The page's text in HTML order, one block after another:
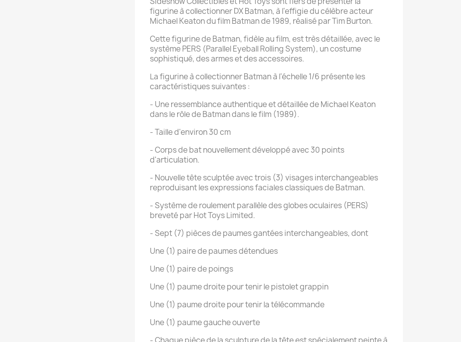
figurine à collectionner DX Batman, à l'effigie du célèbre acteur
Michael Keaton du film Batman de 1989, réalisé par Tim Burton.
Cette figurine de Batman, fidèle au film, est très détaillée, avec le
système PERS (Parallel Eyeball Rolling System), un costume
sophistiqué, des armes et des accessoires.
La figurine à collectionner Batman à l'échelle 1/6 présente les
caractéristiques suivantes :
- Une ressemblance authentique et détaillée de Michael Keaton
dans le rôle de Batman dans le film (1989).
- Taille d'environ 30 cm
- Corps de bat nouvellement développé avec 30 points
d'articulation.
- Nouvelle tête sculptée avec trois (3) visages interchangeables
reproduisant les expressions faciales classiques de Batman.
- Système de roulement parallèle des globes oculaires (PERS)
breveté par Hot Toys Limited.
- Sept (7) pièces de paumes gantées interchangeables, dont
Une (1) paire de paumes détendues
Une (1) paire de poings
Une (1) paume droite pour tenir le pistolet grappin
Une (1) paume droite pour tenir la télécommande
Une (1) paume gauche ouverte